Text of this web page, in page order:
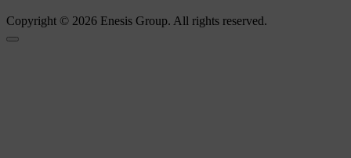
Copyright © 2026 Enesis Group. All rights reserved.